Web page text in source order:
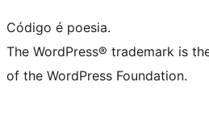
Código é poesia.
The WordPress® trademark is
of the WordPress Foundation.